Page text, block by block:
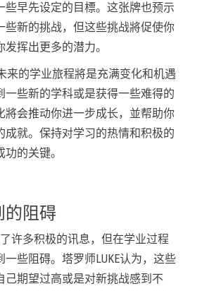
些早先设定的目標。这张牌也预示
些新的挑战，但这些挑战將促使你
挥出更多的潜力。
来的学业旅程將是充满变化和机遇
一些新的学科或是获得一些难得的
將会推动你进一步成长，並帮助你
成就。保持对学习的热情和积极的
的关键。
的阻碍
许多积极的讯息，但在学业过程
些阻碍。塔罗师LUKE认为，这些
己期望过高或是对新挑战感到不